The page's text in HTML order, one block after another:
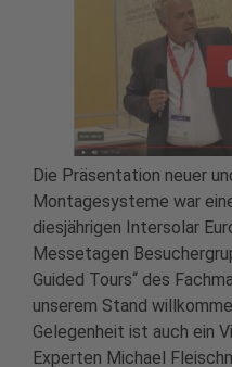
Die Präsentation neuer
Montagesysteme war
diesjährigen Intersolar
Messetagen
Guided Tours“ des
unserem Stand
Gelegenheit ist auch ein
Experten Michael